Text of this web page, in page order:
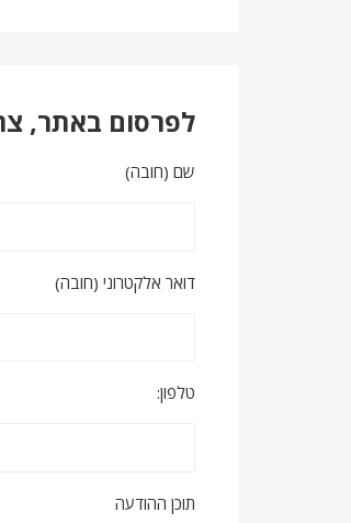
לפרסום באתר,
שם (חובה)
דואר אלקטרוני (חובה)
טלפון:
תוכן ההודעה